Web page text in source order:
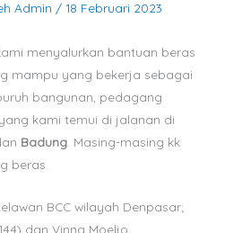
Admin / 18 Februari 2023
menyalurkan bantuan beras
mampu yang bekerja sebagai
bangunan, pedagang
kami temui di jalanan di
Badung . Masing-masing kk
beras.
BCC wilayah Denpasar;
dan Vinna Moeljo.